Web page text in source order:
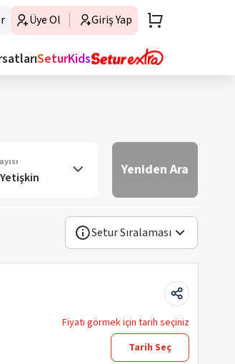
Üye Ol Giriş Yap
SeturKids
Yeniden Ara
Setur Sıralaması
Fiyatı görmek için tarih seçiniz
Tarih Seç